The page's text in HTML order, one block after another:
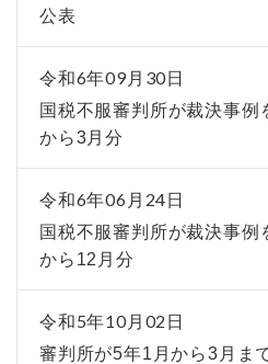
公表
令和6年09月30日
国税不服審判所が裁決事例
から3月分
令和6年06月24日
国税不服審判所が裁決事例
から12月分
令和5年10月02日
審判所が5年1月から3月ま